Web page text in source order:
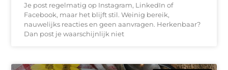
Je post regelmatig op Instagram, LinkedIn of
Facebook, maar het blijft stil. Weinig bereik,
nauwelijks reacties en geen aanvragen. Herkenbaar?
Dan post je waarschijnlijk niet